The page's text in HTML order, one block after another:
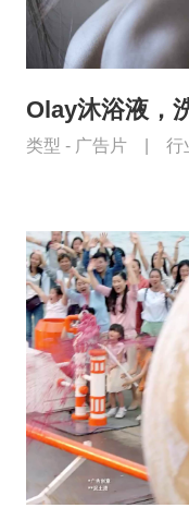
Olay沐浴液，
类型 - 广告片 行